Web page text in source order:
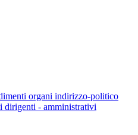
organi indirizzo-politico
dirigenti - amministrativi